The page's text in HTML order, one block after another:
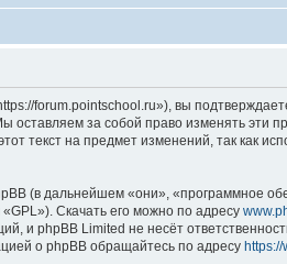
forum.pointschool.ru»), вы
за собой право изменять эти
текст на предмет изменений, так как
(в дальнейшем «они», «программное
Скачать его можно по адресу
и phpBB Limited не несёт
о phpBB обращайтесь по адресу https://